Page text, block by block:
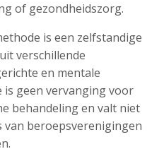
of gezondheidszorg.
is een zelfstandige
verschillende
en mentale
is geen vervanging voor
behandeling en valt niet
beroepsverenigingen